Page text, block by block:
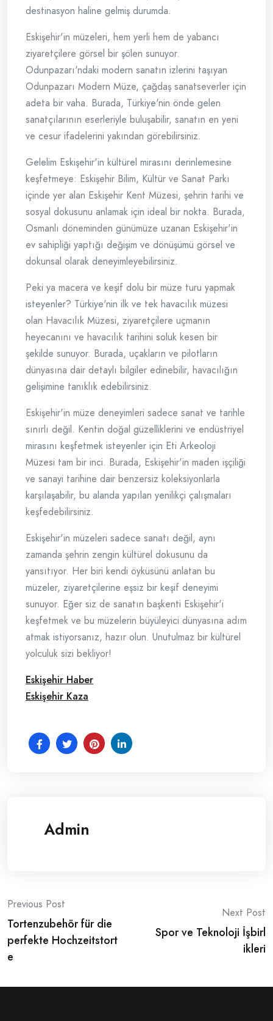
destinasyon haline gelmiş durumda.
Eskişehir'in müzeleri, hem yerli hem de yabancı
ziyaretçilere görsel bir şölen sunuyor.
Odunpazarı'ndaki modern sanatın izlerini taşıyan
Odunpazarı Modern Müze, çağdaş sanatseverler için
adeta bir vaha. Burada, Türkiye'nin önde gelen
sanatçılarının eserleriyle buluşabilir, sanatın en yeni
ve cesur ifadelerini yakından görebilirsiniz.
Gelelim Eskişehir'in kültürel mirasını derinlemesine
keşfetmeye: Eskişehir Bilim, Kültür ve Sanat Parkı
içinde yer alan Eskişehir Kent Müzesi, şehrin tarihi ve
sosyal dokusunu anlamak için ideal bir nokta. Burada,
Osmanlı döneminden günümüze uzanan Eskişehir'in
ev sahipliği yaptığı değişim ve dönüşümü görsel ve
dokunsal olarak deneyimleyebilirsiniz.
Peki ya macera ve keşif dolu bir müze turu yapmak
isteyenler? Türkiye'nin ilk ve tek havacılık müzesi
olan Havacılık Müzesi, ziyaretçilere uçmanın
heyecanını ve havacılık tarihini soluk kesen bir
şekilde sunuyor. Burada, uçakların ve pilotların
dünyasına dair detaylı bilgiler edinebilir, havacılığın
gelişimine tanıklık edebilirsiniz.
Eskişehir'in müze deneyimleri sadece sanat ve tarihle
sınırlı değil. Kentin doğal güzelliklerini ve endüstriyel
mirasını keşfetmek isteyenler için Eti Arkeoloji
Müzesi tam bir inci. Burada, Eskişehir'in maden işçiliği
ve sanayi tarihine dair benzersiz koleksiyonlarla
karşılaşabilir, bu alanda yapılan yenilikçi çalışmaları
keşfedebilirsiniz.
Eskişehir'in müzeleri sadece sanatı değil, aynı
zamanda şehrin zengin kültürel dokusunu da
yansıtıyor. Her biri kendi öyküsünü anlatan bu
müzeler, ziyaretçilerine eşsiz bir keşif deneyimi
sunuyor. Eğer siz de sanatın başkenti Eskişehir'i
keşfetmek ve bu müzelerin büyüleyici dünyasına adım
atmak istiyorsanız, hazır olun. Unutulmaz bir kültürel
yolculuk sizi bekliyor!
Eskişehir Haber
Eskişehir Kaza
Admin
Post
navigation
Previous Post
Tortenzubehör für die
perfekte Hochzeitstort
e
Next Post
Spor ve Teknoloji İşbirl
ikleri